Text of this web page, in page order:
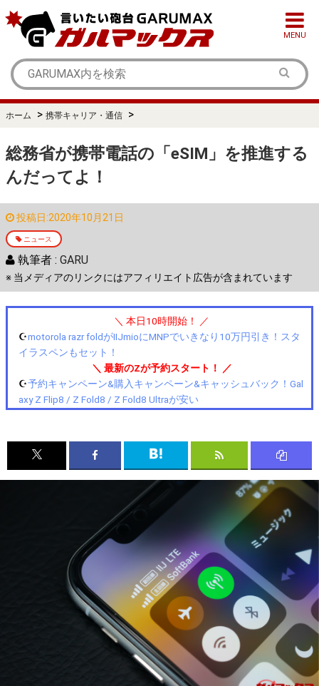
MENU
ホーム > 携帯キャリア・通信 >
総務省が携帯電話の「eSIM」を推進する
んだってよ！
投稿日:2020年10月21日
ニュース
執筆者 : GARU
※ 当メディアのリンクにはアフィリエイト広告が含まれています
＼ 本日10時開始！ ／
☪️motorola razr foldがIIJmioにMNPでいきなり10万円引き！スタ
イラスペンもセット！
＼ 最新のZが予約スタート！ ／
☪️予約キャンペーン&購入キャンペーン&キャッシュバック！Gal
axy Z Flip8 / Z Fold8 / Z Fold8 Ultraが安い